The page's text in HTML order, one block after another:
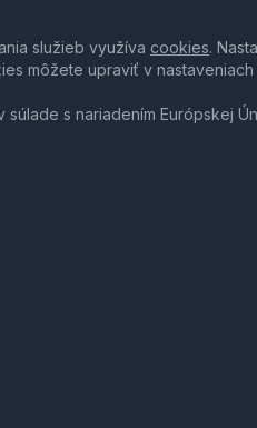
služieb využíva cookies.
môžete upraviť v nastaveniach
s nariadením Európskej